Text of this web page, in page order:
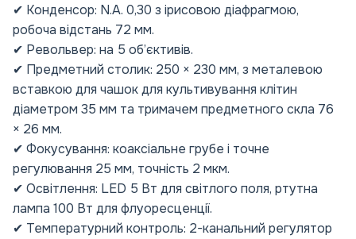
✔ Конденсор: N.A. 0,30 з ірисовою діафрагмою,
робоча відстань 72 мм.
✔ Револьвер: на 5 об’єктивів.
✔ Предметний столик: 250 × 230 мм, з металевою
вставкою для чашок для культивування клітин
діаметром 35 мм та тримачем предметного скла 76
× 26 мм.
✔ Фокусування: коаксіальне грубе і точне
регулювання 25 мм, точність 2 мкм.
✔ Освітлення: LED 5 Вт для світлого поля, ртутна
лампа 100 Вт для флуоресценції.
✔ Температурний контроль: 2-канальний регулятор